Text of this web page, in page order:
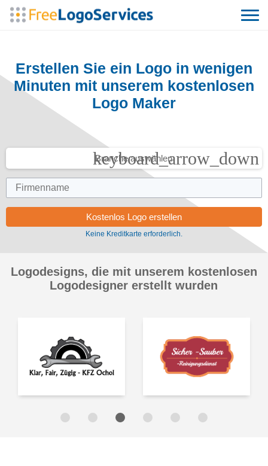
Erstellen Sie ein Logo in wenigen
Minuten mit unserem kostenlosen
Logo Maker
Branche auswählen
keyboard_arrow_down
Keine Kreditkarte erforderlich.
Logodesigns, die mit unserem kostenlosen
Logodesigner erstellt wurden